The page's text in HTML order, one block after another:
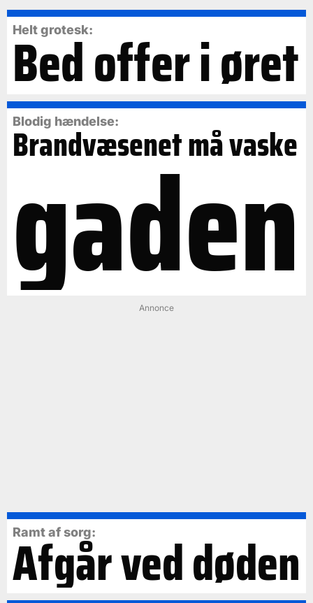
Helt grotesk:
Bed offer i øret
Blodig hændelse:
Brandvæsenet må vaske
gaden
Annonce
Ramt af sorg:
Afgår ved døden